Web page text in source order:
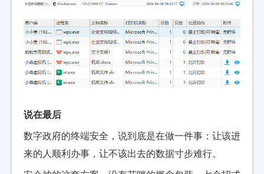
说在最后
数字政府的终端安全，说到底是在做一件事：让该进
来的人顺利办事，让不该出去的数据寸步难行。